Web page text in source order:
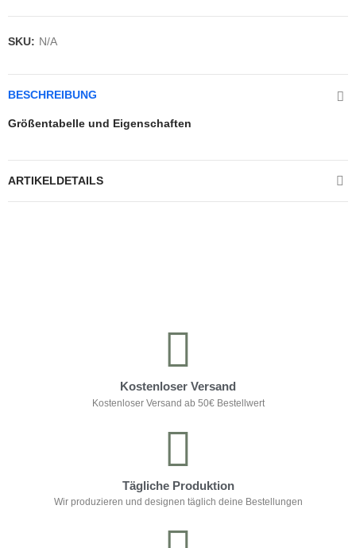
SKU: N/A
BESCHREIBUNG
Größentabelle und Eigenschaften
ARTIKELDETAILS
Kostenloser Versand
Kostenloser Versand ab 50€ Bestellwert
Tägliche Produktion
Wir produzieren und designen täglich deine Bestellungen